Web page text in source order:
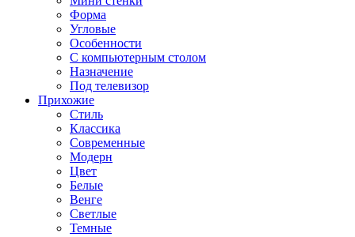
Форма
Угловые
Особенности
С компьютерным столом
Назначение
Под телевизор
Прихожие
Стиль
Классика
Современные
Модерн
Цвет
Белые
Венге
Светлые
Темные